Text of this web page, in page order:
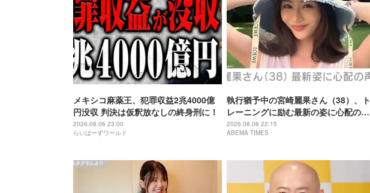
メキシコ麻薬王、犯罪収益2兆4000億
円没収 判決は仮釈放なしの終身刑に！
2026.08.06 23:00
らいばーずワールド
執行猶予中の宮崎麗果さん（38）、ト
レーニングに励む最新の姿に心配の声
「痩せ過ぎ」「なんだか痛々しい…」
2026.08.06 22:15
ABEMA TIMES